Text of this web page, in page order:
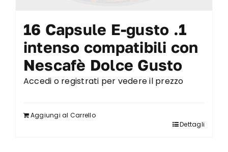
16 Capsule E-gusto .1
intenso compatibili con
Nescafè Dolce Gusto
Accedi o registrati per vedere il prezzo
Aggiungi al Carrello
Dettagli